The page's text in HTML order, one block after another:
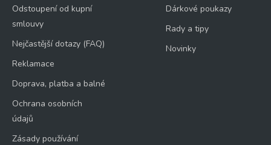
Odstoupení od kupní
smlouvy
Nejčastější dotazy (FAQ)
Reklamace
Doprava, platba a balné
Ochrana osobních
údajů
Zásady používání
Dárkové poukazy
Rady a tipy
Novinky